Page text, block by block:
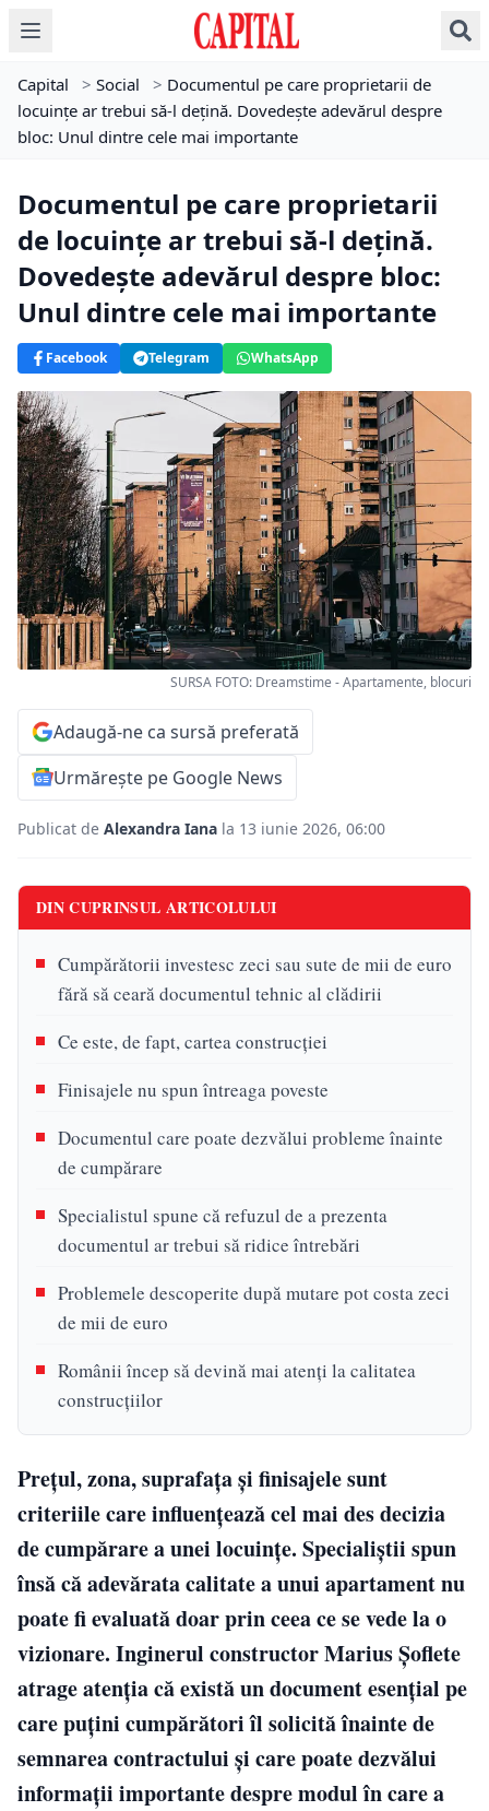
Capital > Social > Documentul pe care proprietarii de
locuințe ar trebui să-l dețină. Dovedește adevărul despre
bloc: Unul dintre cele mai importante
Documentul pe care proprietarii
de locuințe ar trebui să-l dețină.
Dovedește adevărul despre bloc:
Unul dintre cele mai importante
Facebook Telegram WhatsApp
SURSA FOTO: Dreamstime - Apartamente, blocuri
Adaugă-ne ca sursă preferată
Urmărește pe Google News
Publicat de Alexandra Iana la 13 iunie 2026, 06:00
DIN CUPRINSUL ARTICOLULUI
Cumpărătorii investesc zeci sau sute de mii de euro
fără să ceară documentul tehnic al clădirii
Ce este, de fapt, cartea construcției
Finisajele nu spun întreaga poveste
Documentul care poate dezvălui probleme înainte
de cumpărare
Specialistul spune că refuzul de a prezenta
documentul ar trebui să ridice întrebări
Problemele descoperite după mutare pot costa zeci
de mii de euro
Românii încep să devină mai atenți la calitatea
construcțiilor
Prețul, zona, suprafața și finisajele sunt
criteriile care influențează cel mai des decizia
de cumpărare a unei locuințe. Specialiștii spun
însă că adevărata calitate a unui apartament nu
poate fi evaluată doar prin ceea ce se vede la o
vizionare. Inginerul constructor Marius Șoflete
atrage atenția că există un document esențial pe
care puțini cumpărători îl solicită înainte de
semnarea contractului și care poate dezvălui
informații importante despre modul în care a